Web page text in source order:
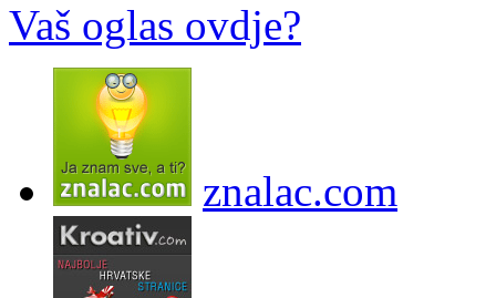
Vaš oglas ovdje?
znalac.com